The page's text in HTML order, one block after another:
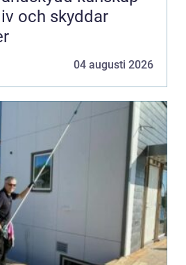
och skyddar
04 augusti 2026